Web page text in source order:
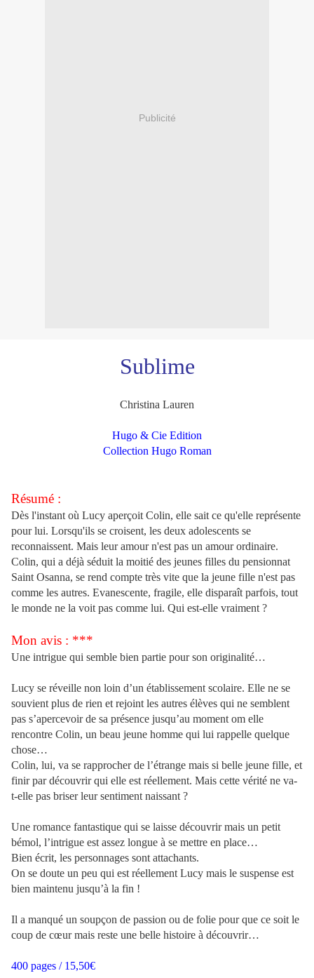
Publicité
Sublime
Christina Lauren
Hugo & Cie Edition
Collection Hugo Roman
Résumé :
Dès l'instant où Lucy aperçoit Colin, elle sait ce qu'elle représente
pour lui. Lorsqu'ils se croisent, les deux adolescents se
reconnaissent. Mais leur amour n'est pas un amour ordinaire.
Colin, qui a déjà séduit la moitié des jeunes filles du pensionnat
Saint Osanna, se rend compte très vite que la jeune fille n'est pas
comme les autres. Evanescente, fragile, elle disparaît parfois, tout
le monde ne la voit pas comme lui. Qui est-elle vraiment ?
Mon avis : ***
Une intrigue qui semble bien partie pour son originalité…
Lucy se réveille non loin d’un établissement scolaire. Elle ne se
souvient plus de rien et rejoint les autres élèves qui ne semblent
pas s’apercevoir de sa présence jusqu’au moment om elle
rencontre Colin, un beau jeune homme qui lui rappelle quelque
chose…
Colin, lui, va se rapprocher de l’étrange mais si belle jeune fille, et
finir par découvrir qui elle est réellement. Mais cette vérité ne va-
t-elle pas briser leur sentiment naissant ?
Une romance fantastique qui se laisse découvrir mais un petit
bémol, l’intrigue est assez longue à se mettre en place…
Bien écrit, les personnages sont attachants.
On se doute un peu qui est réellement Lucy mais le suspense est
bien maintenu jusqu’à la fin !
Il a manqué un soupçon de passion ou de folie pour que ce soit le
coup de cœur mais reste une belle histoire à découvrir…
400 pages / 15,50€